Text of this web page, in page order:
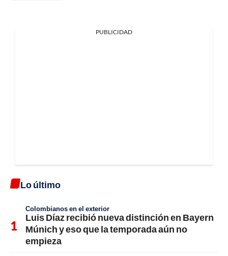
PUBLICIDAD
Lo último
Colombianos en el exterior
Luis Díaz recibió nueva distinción en Bayern
Múnich y eso que la temporada aún no
empieza